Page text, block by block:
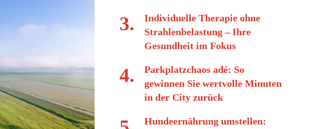
Individuelle Therapie ohne
Strahlenbelastung – Ihre
Gesundheit im Fokus
Parkplatzchaos adé: So
gewinnen Sie wertvolle Minuten
in der City zurück
Hundeernährung umstellen: